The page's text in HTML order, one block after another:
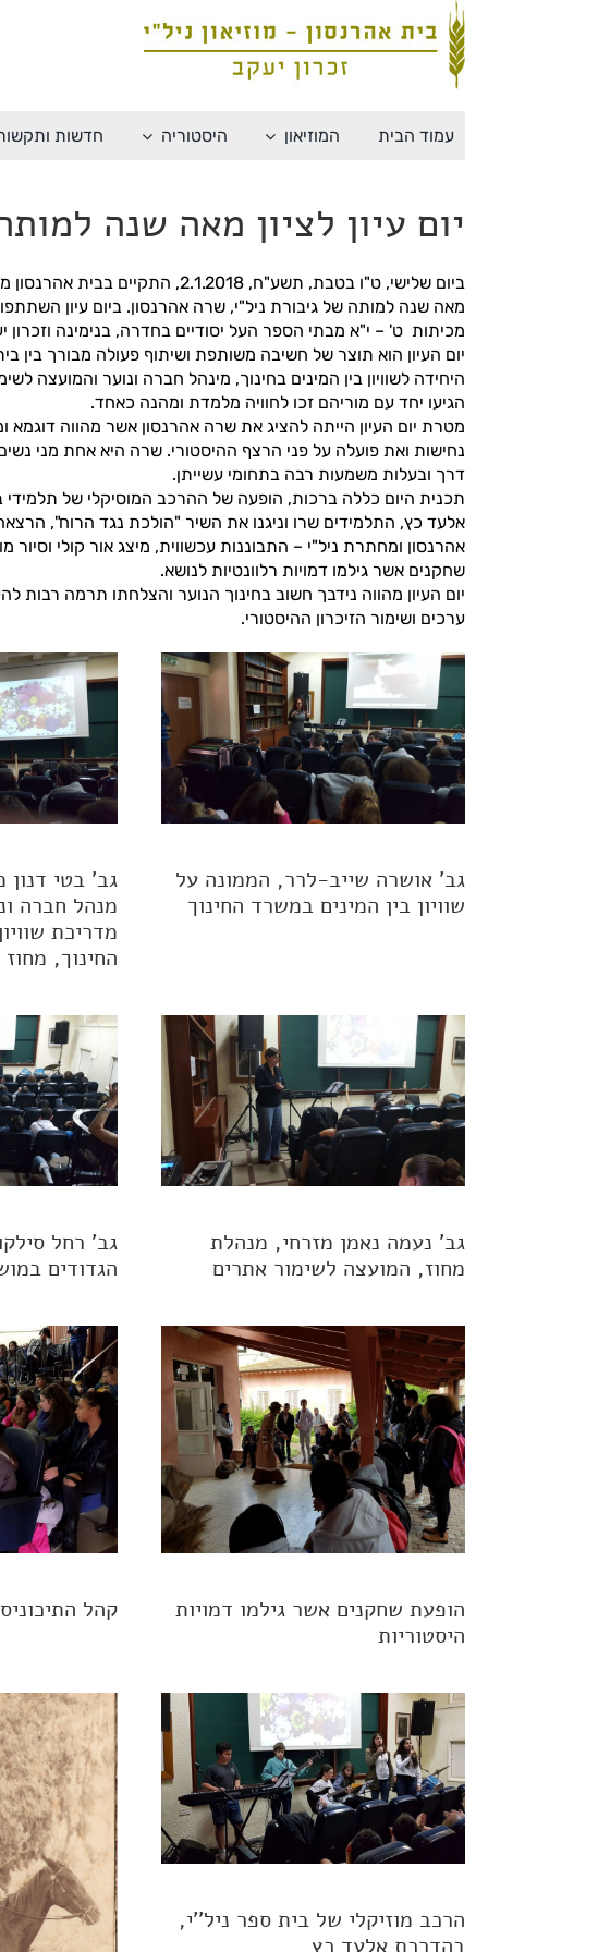
עמוד הבית המוזיאון היסטוריה חדשות
יום עיון לציון מאה שנה
ביום שלישי, ט"ו בטבת, תשע"ח, 2.1.2018, התקיים
מאה שנה למותה של גיבורת ניל"י, שרה אהרנסון. ביום עיון
מכיתות ט' – י"א מבתי הספר העל יסודיים בחדרה, בנימינה וזכרון
יום העיון הוא תוצר של חשיבה משותפת ושיתוף פעולה מבורך בין בית
היחידה לשוויון בין המינים בחינוך, מינהל חברה ונוער והמועצה
הגיעו יחד עם מוריהם זכו לחוויה מלמדת ומהנה כאחד.
מטרת יום העיון הייתה להציג את שרה אהרנסון אשר מהווה דוגמא
נחישות ואת פועלה על פני הרצף ההיסטורי. שרה היא אחת מני
דרך ובעלות משמעות רבה בתחומי עשייתן.
תכנית היום כללה ברכות, הופעה של ההרכב המוסיקלי של תלמידי
אלעד כץ, התלמידים שרו וניגנו את השיר "הולכת נגד הרוח",
אהרנסון ומחתרת ניל"י – התבוננות עכשווית, מיצג אור קולי וסיור
שחקנים אשר גילמו דמויות רלוונטיות לנושא.
יום העיון מהווה נידבך חשוב בחינוך הנוער והצלחתו תרמה
ערכים ושימור הזיכרון ההיסטורי.
גב' אושרה שייב-לרר, הממונה על
שוויון בין המינים במשרד החינוך
גב' בטי
מנהל חברה
מדריכת
החינוך,
גב' נעמה נאמן מזרחי, מנהלת
מחוז, המועצה לשימור אתרים
גב' רחל
הגדודים
הופעת שחקנים אשר גילמו דמויות
היסטוריות
קהל
הרכב מוזיקלי של בית ספר ניל''י,
בהדרכת אלעד כץ